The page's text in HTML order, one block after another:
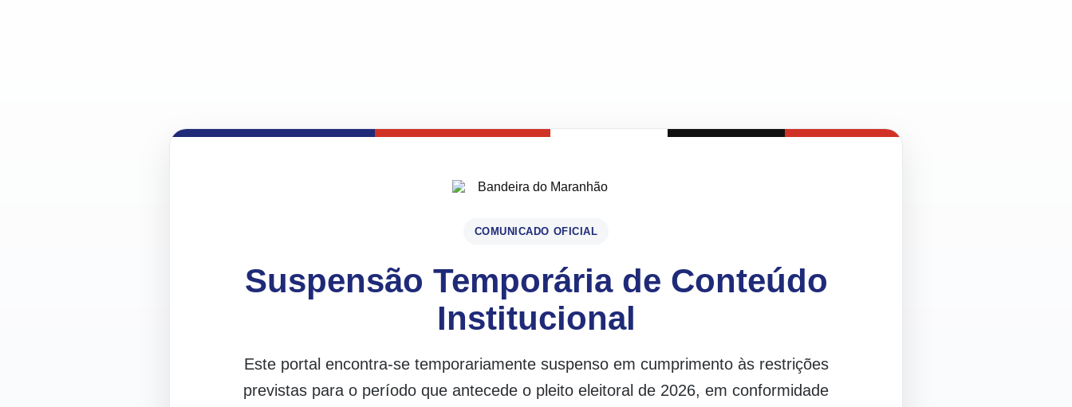
COMUNICADO OFICIAL
Suspensão Temporária de Conteúdo
Institucional
Este portal encontra-se temporariamente suspenso em cumprimento às restrições
previstas para o período que antecede o pleito eleitoral de 2026, em conformidade